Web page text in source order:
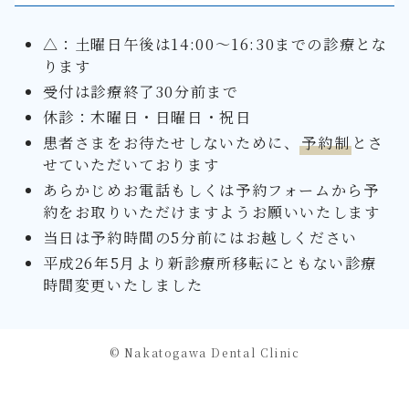
△：土曜日午後は14:00～16:30までの診療とな
ります
受付は診療終了30分前まで
休診：木曜日・日曜日・祝日
患者さまをお待たせしないために、予約制 とさ
せていただいております
あらかじめお電話もしくは予約フォームから予
約をお取りいただけますようお願いいたします
当日は予約時間の5分前にはお越しください
平成26年5月より新診療所移転にともない診療
時間変更いたしました
© Nakatogawa Dental Clinic